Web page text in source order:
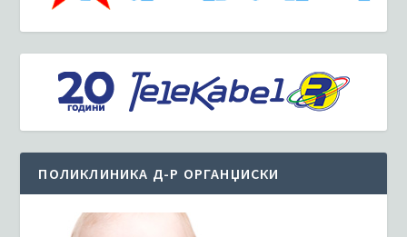
ПОЛИКЛИНИКА Д-Р ОРГАНЏИСКИ